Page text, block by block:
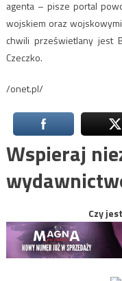
agenta – pisze portal
wojskiem oraz
chwili prześwietlany jest
Czeczko.
/onet.pl/
Wspieraj
Czy